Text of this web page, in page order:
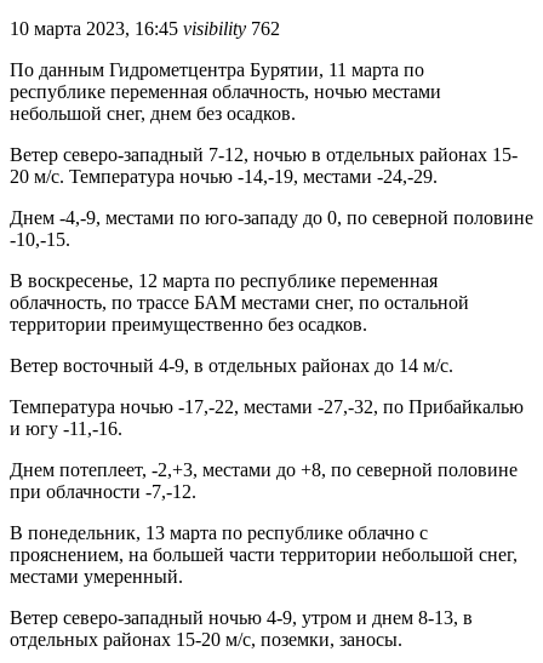
10 марта 2023, 16:45 visibility 762
По данным Гидрометцентра Бурятии, 11 марта по
республике переменная облачность, ночью местами
небольшой снег, днем без осадков.
Ветер северо-западный 7-12, ночью в отдельных районах 15-
20 м/с. Температура ночью -14,-19, местами -24,-29.
Днем -4,-9, местами по юго-западу до 0, по северной половине
-10,-15.
В воскресенье, 12 марта по республике переменная
облачность, по трассе БАМ местами снег, по остальной
территории преимущественно без осадков.
Ветер восточный 4-9, в отдельных районах до 14 м/с.
Температура ночью -17,-22, местами -27,-32, по Прибайкалью
и югу -11,-16.
Днем потеплеет, -2,+3, местами до +8, по северной половине
при облачности -7,-12.
В понедельник, 13 марта по республике облачно с
прояснением, на большей части территории небольшой снег,
местами умеренный.
Ветер северо-западный ночью 4-9, утром и днем 8-13, в
отдельных районах 15-20 м/с, поземки, заносы.